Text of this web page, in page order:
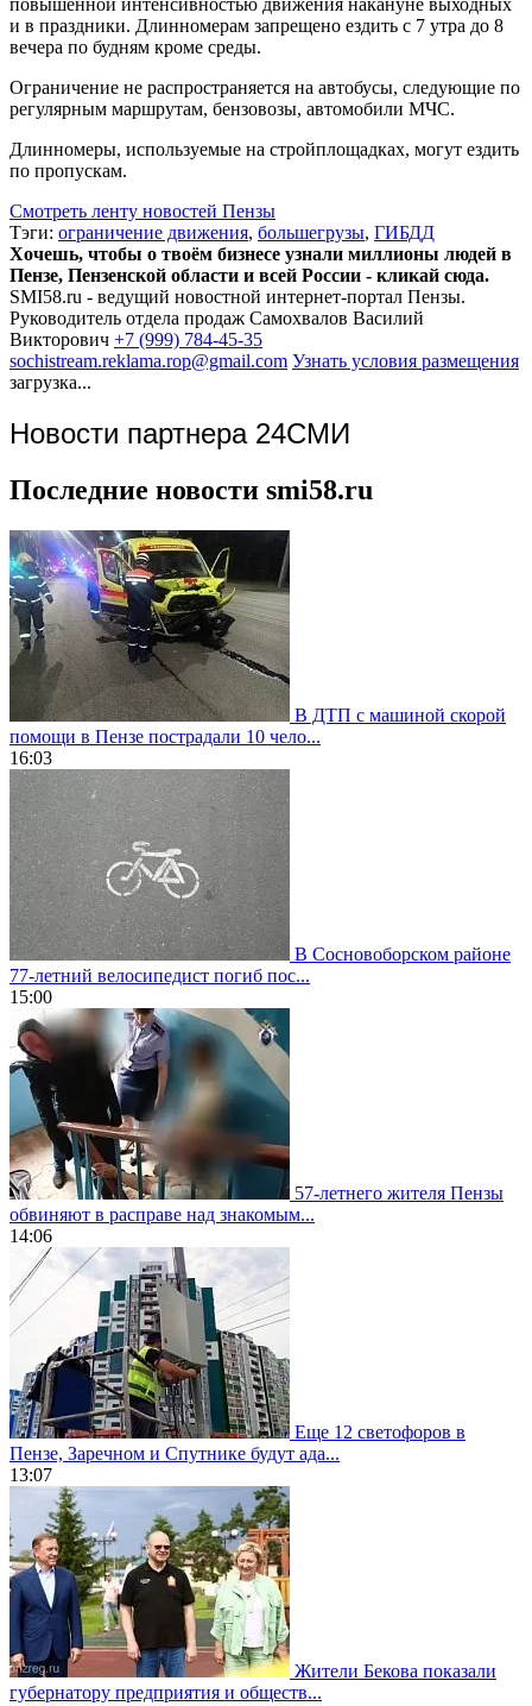
и в праздники. Длинномерам запрещено ездить с 7 утра до 8
вечера по будням кроме среды.
Ограничение не распространяется на автобусы, следующие по
регулярным маршрутам, бензовозы, автомобили МЧС.
Длинномеры, используемые на стройплощадках, могут ездить
по пропускам.
Смотреть ленту новостей Пензы
Тэги: ограничение движения, большегрузы, ГИБДД
Хочешь, чтобы о твоём бизнесе узнали миллионы людей в
Пензе, Пензенской области и всей России - кликай сюда.
SMI58.ru - ведущий новостной интернет-портал Пензы.
Руководитель отдела продаж Самохвалов Василий
Викторович +7 (999) 784-45-35
sochistream.reklama.rop@gmail.com Узнать условия размещения
загрузка...
Новости партнера 24СМИ
Последние новости smi58.ru
В ДТП с машиной скорой
помощи в Пензе пострадали 10 чело...
16:03
В Сосновоборском районе
77-летний велосипедист погиб пос...
15:00
57-летнего жителя Пензы
обвиняют в расправе над знакомым...
14:06
Еще 12 светофоров в
Пензе, Заречном и Спутнике будут ада...
13:07
Жители Бекова показали
губернатору предприятия и обществ...